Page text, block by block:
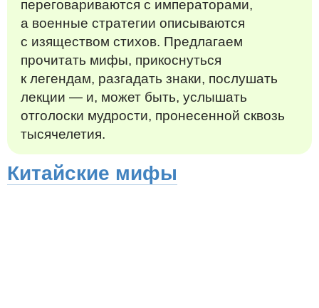
переговариваются с императорами,
а военные стратегии описываются
с изяществом стихов. Предлагаем
прочитать мифы, прикоснуться
к легендам, разгадать знаки, послушать
лекции — и, может быть, услышать
отголоски мудрости, пронесенной сквозь
тысячелетия.
Китайские мифы